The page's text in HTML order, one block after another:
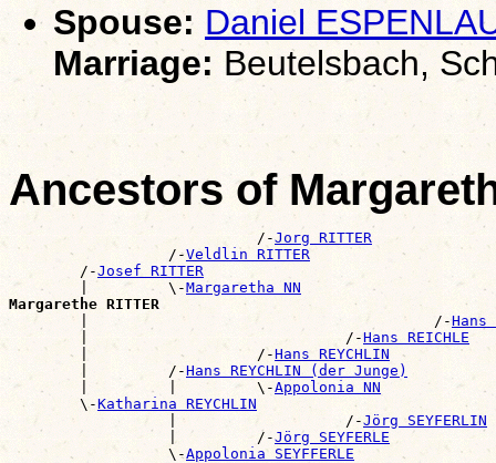
Spouse: Daniel
Marriage: Beutelsbach,
Ancestors of
                            /-
Jorg RITTER
                  /-
Veldlin RITTER
        /-
Josef RITTER
        |         \-
Margaretha NN
Margarethe RITTER
|                                       /-Hans
        |                             /-
Hans REICHLE
        |                   /-
Hans REYCHLIN
        |         /-
Hans REYCHLIN (der Junge)
        |         |         \-
Appolonia NN
        \-
Katharina REYCHLIN
                  |                   /-
Jörg SEYFERLIN
                  |         /-
Jörg SEYFERLE
                  \-
Appolonia SEYFFERLE